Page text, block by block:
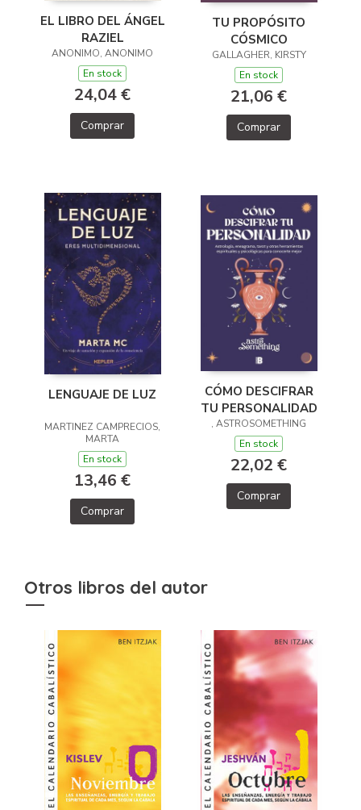
EL LIBRO DEL ÁNGEL
RAZIEL
ANONIMO, ANONIMO
En stock
24,04 €
Comprar
TU PROPÓSITO
CÓSMICO
GALLAGHER, KIRSTY
En stock
21,06 €
Comprar
LENGUAJE DE LUZ
MARTINEZ CAMPRECIOS,
MARTA
En stock
13,46 €
Comprar
CÓMO DESCIFRAR
TU PERSONALIDAD
, ASTROSOMETHING
En stock
22,02 €
Comprar
Otros libros del autor